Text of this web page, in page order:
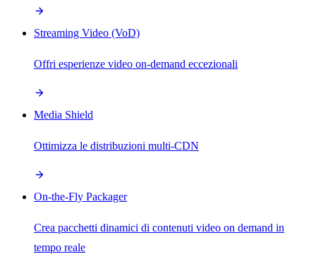
Streaming Video (VoD)
Offri esperienze video on-demand eccezionali
Media Shield
Ottimizza le distribuzioni multi-CDN
On-the-Fly Packager
Crea pacchetti dinamici di contenuti video on demand in
tempo reale